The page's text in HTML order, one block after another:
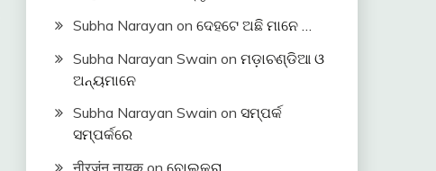
Subha Narayan on ଦେହଟେ ଅଛି ମାନେ …
Subha Narayan Swain on ମଡ଼ାଚଣ୍ଡିଆ ଓ
ଅନ୍ୟମାନେ
Subha Narayan Swain on ସମ୍ପର୍କ
ସମ୍ପର୍କରେ